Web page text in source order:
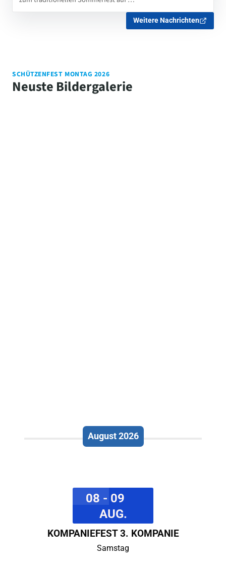
Weitere Nachrichten
SCHÜTZENFEST MONTAG 2026
Neuste Bildergalerie
August 2026
08 - 09
AUG.
KOMPANIEFEST 3. KOMPANIE
Samstag